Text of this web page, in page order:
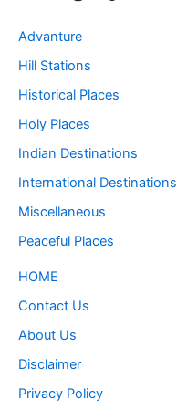
Advanture
Hill Stations
Historical Places
Holy Places
Indian Destinations
International Destinations
Miscellaneous
Peaceful Places
HOME
Contact Us
About Us
Disclaimer
Privacy Policy